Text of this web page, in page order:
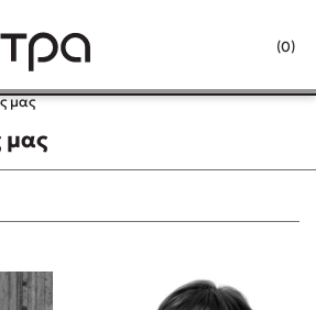
(0)
Κλείσιμο
Branković
των συναισθημάτων
μας
μας